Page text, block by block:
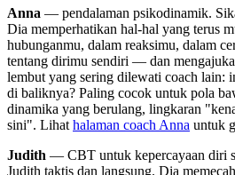
Anna — pendalaman psikodinamik.
Dia memperhatikan hal-hal yang terus
hubunganmu, dalam reaksimu, dalam
tentang dirimu sendiri — dan
lembut yang sering dilewati coach lain:
di baliknya? Paling cocok untuk pola
dinamika yang berulang, lingkaran
sini". Lihat halaman coach Anna untuk
Judith — CBT untuk kepercayaan diri
Judith taktis dan langsung. Dia